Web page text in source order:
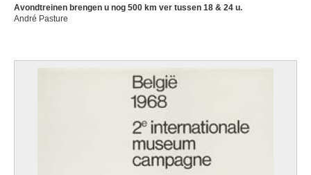
Avondtreinen brengen u nog 500 km ver tussen 18 & 24 u.
André Pasture